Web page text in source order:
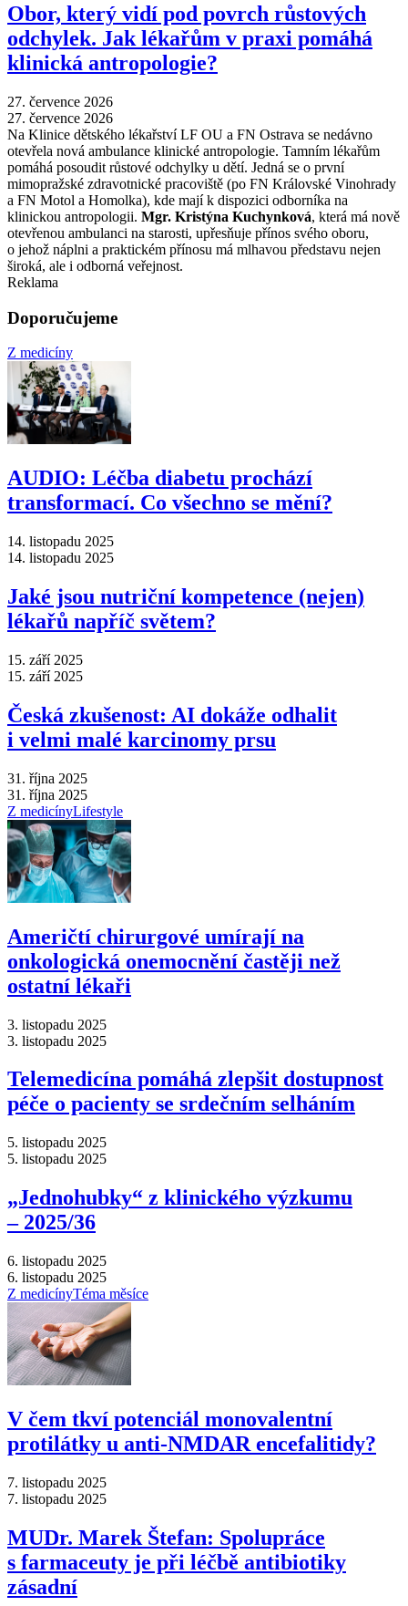
Obor, který vidí pod povrch růstových
odchylek. Jak lékařům v praxi pomáhá
klinická antropologie?
27. července 2026
27. července 2026
Na Klinice dětského lékařství LF OU a FN Ostrava se nedávno
otevřela nová ambulance klinické antropologie. Tamním lékařům
pomáhá posoudit růstové odchylky u dětí. Jedná se o první
mimopražské zdravotnické pracoviště (po FN Královské Vinohrady
a FN Motol a Homolka), kde mají k dispozici odborníka na
klinickou antropologii. Mgr. Kristýna Kuchynková, která má nově
otevřenou ambulanci na starosti, upřesňuje přínos svého oboru,
o jehož náplni a praktickém přínosu má mlhavou představu nejen
široká, ale i odborná veřejnost.
Reklama
Doporučujeme
Z medicíny
AUDIO: Léčba diabetu prochází
transformací. Co všechno se mění?
14. listopadu 2025
14. listopadu 2025
Jaké jsou nutriční kompetence (nejen)
lékařů napříč světem?
15. září 2025
15. září 2025
Česká zkušenost: AI dokáže odhalit
i velmi malé karcinomy prsu
31. října 2025
31. října 2025
Z medicínyLifestyle
Američtí chirurgové umírají na
onkologická onemocnění častěji než
ostatní lékaři
3. listopadu 2025
3. listopadu 2025
Telemedicína pomáhá zlepšit dostupnost
péče o pacienty se srdečním selháním
5. listopadu 2025
5. listopadu 2025
„Jednohubky“ z klinického výzkumu
–⁠ 2025/36
6. listopadu 2025
6. listopadu 2025
Z medicínyTéma měsíce
V čem tkví potenciál monovalentní
protilátky u anti-NMDAR encefalitidy?
7. listopadu 2025
7. listopadu 2025
MUDr. Marek Štefan: Spolupráce
s farmaceuty je při léčbě antibiotiky
zásadní